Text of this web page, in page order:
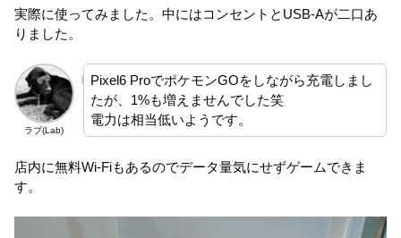
実際に使ってみました。中にはコンセントとUSB-Aが二口あ
りました。
ラブ(Lab)
Pixel6 ProでポケモンGOをしながら充電しまし
たが、1%も増えませんでした笑
電力は相当低いようです。
店内に無料Wi-Fiもあるのでデータ量気にせずゲームできま
す。